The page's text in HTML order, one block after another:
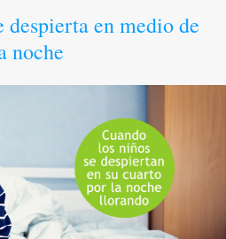
despierta en medio de
noche